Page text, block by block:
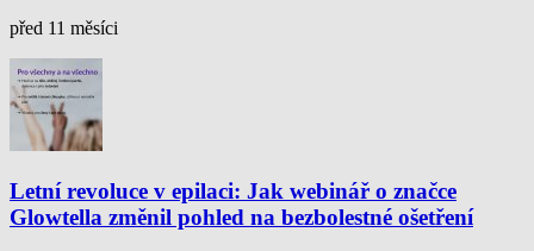
před 11 měsíci
Letní revoluce v epilaci: Jak webinář o značce
Glowtella změnil pohled na bezbolestné ošetření